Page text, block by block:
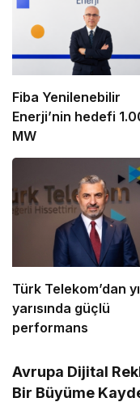
Fiba Yenilenebilir
Enerji’nin hedefi
MW
Türk Telekom’dan
yarısında güçlü
performans
Avrupa Dijital
Bir Büyüme